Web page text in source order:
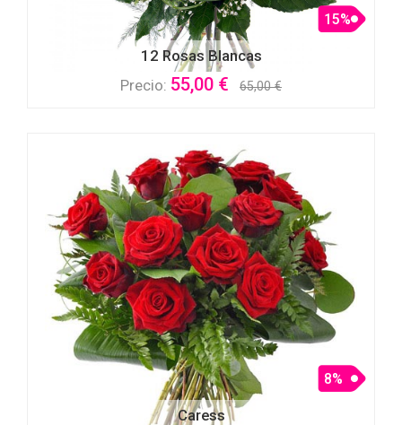
12 Rosas Blancas
15%
Precio: 55,00 € 65,00 €
Caress
8%